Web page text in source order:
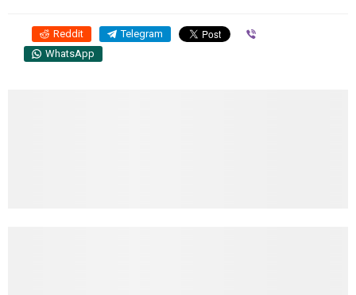
Reddit Telegram
WhatsApp